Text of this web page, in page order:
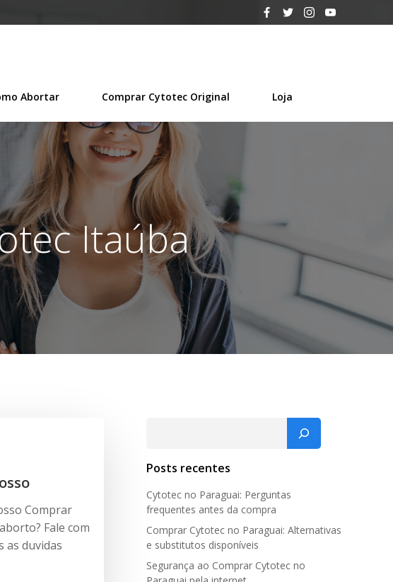
Abortar Comprar Cytotec Original Loja
Itaúba
Comprar
Fale com
as duvidas
Posts recentes
Cytotec no Paraguai: Perguntas
frequentes antes da compra
Comprar Cytotec no Paraguai: Alternativas
e substitutos disponíveis
Segurança ao Comprar Cytotec no